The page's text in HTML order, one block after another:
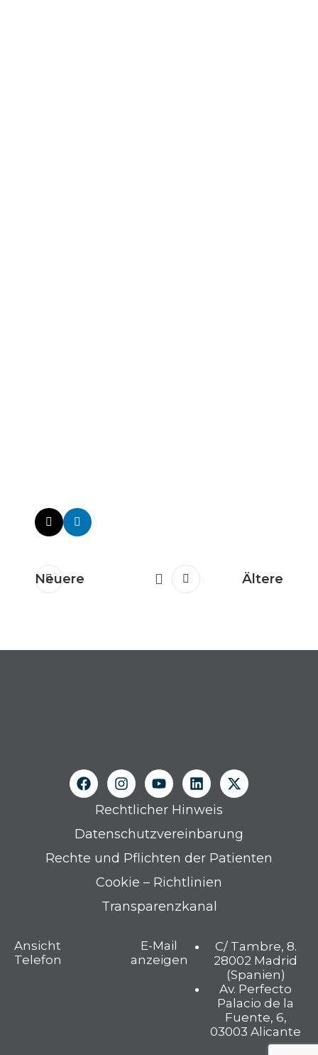
Neuere Ältere
Rechtlicher Hinweis
Datenschutzvereinbarung
Rechte und Pflichten der Patienten
Cookie – Richtlinien
Transparenzkanal
Ansicht
Telefon
E-Mail
anzeigen
C/ Tambre, 8.
28002 Madrid
(Spanien)
Av. Perfecto
Palacio de la
Fuente, 6,
03003 Alicante